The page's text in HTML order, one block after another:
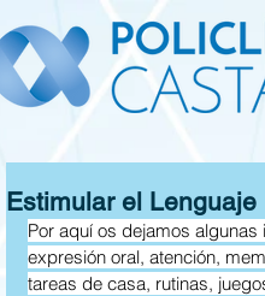
Estimular el Lenguaje
Por aquí os dejamos
expresión oral, atención,
tareas de casa, rutinas,